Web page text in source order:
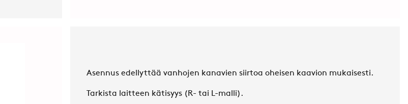
Asennus edellyttää vanhojen kanavien siirtoa oheisen kaavion mukaisesti.
Tarkista laitteen kätisyys (R- tai L-malli).